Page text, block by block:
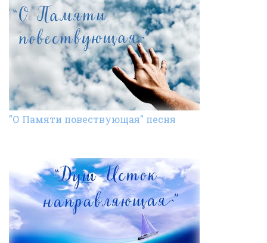
"О Памяти повествующая" песня